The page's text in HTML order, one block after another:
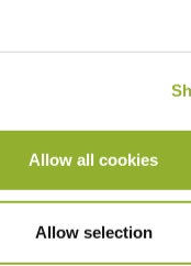
Allow all cookies
Allow selection